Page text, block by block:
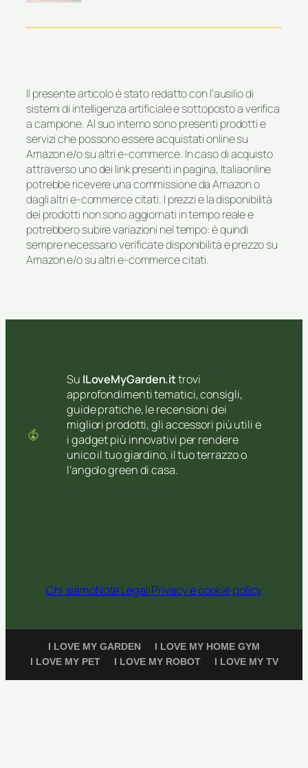
Il presente articolo è stato redatto con l’ausilio di
sistemi di intelligenza artificiale e sottoposto a verifica
a campione. Al suo interno sono presenti prodotti e
servizi che possono essere acquistati online su
Amazon e/o su altri e-commerce. In caso di acquisto
attraverso uno dei link presenti in pagina, Italiaonline
potrebbe ricevere una commissione da Amazon o
dagli altri e-commerce citati. I prezzi e la disponibilità
dei prodotti non sono aggiornati in tempo reale e
potrebbero subire variazioni nel tempo: è quindi
sempre necessario verificate disponibilità e prezzo su
Amazon e/o su altri e-commerce citati.
Su ILoveMyGarden.ittrovi
approfondimenti tematici, consigli,
guide pratiche, le recensioni dei
migliori prodotti, gli accessori più utili e
i gadget più innovativi per rendere
unico il tuo giardino, il tuo terrazzo o
l’angolo green di casa.
Chi siamoNote LegaliPrivacy e cookie policy
I LOVE MY GARDEN
I LOVE MY HOME GYM
I LOVE MY PET
I LOVE MY ROBOT I LOVE MY TV